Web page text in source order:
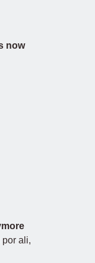
now
ali,